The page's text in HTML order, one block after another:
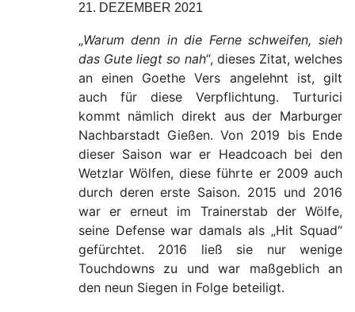
21. DEZEMBER 2021
„Warum denn in die Ferne schweifen, sieh
das Gute liegt so nah“, dieses Zitat, welches
an einen Goethe Vers angelehnt ist, gilt
auch für diese Verpflichtung. Turturici
kommt nämlich direkt aus der Marburger
Nachbarstadt Gießen. Von 2019 bis Ende
dieser Saison war er Headcoach bei den
Wetzlar Wölfen, diese führte er 2009 auch
durch deren erste Saison. 2015 und 2016
war er erneut im Trainerstab der Wölfe,
seine Defense war damals als „Hit Squad“
gefürchtet. 2016 ließ sie nur wenige
Touchdowns zu und war maßgeblich an
den neun Siegen in Folge beteiligt.